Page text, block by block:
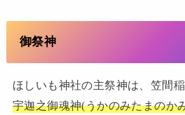
御祭神
ほしいも神社の主祭神は、笠間
宇迦之御魂神(うかのみたまのか